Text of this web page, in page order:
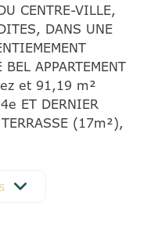
CENTRE-VILLE,
DANS UNE
APPARTEMENT
et 91,19 m²
ET DERNIER
TERRASSE (17m²),
mains, une